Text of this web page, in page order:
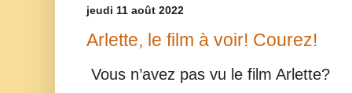
jeudi 11 août 2022
Arlette, le film à voir! Courez!
Vous n’avez pas vu le film Arlette?